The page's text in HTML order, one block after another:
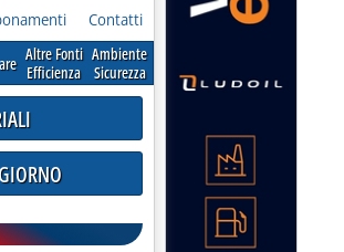
Contatti
Altre Fonti
Efficienza
Ambiente
Sicurezza